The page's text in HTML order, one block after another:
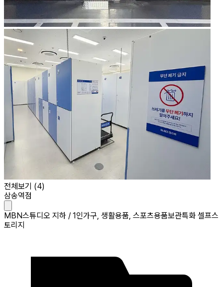
전체보기 (4)
삼송역점
MBN스튜디오 지하 / 1인가구, 생활용품, 스포츠용품보관특화 셀프스
토리지